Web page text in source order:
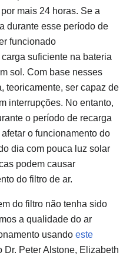
mais 24 horas. Se a
durante esse período de
funcionado
suficiente na bateria
sol. Com base nesses
teoricamente, ser capaz de
interrupções. No entanto,
o período de recarga
o funcionamento do
dia com pouca luz solar
podem causar
do filtro de ar.
do filtro não tenha sido
a qualidade do ar
usando este
Dr. Peter Alstone, Elizabeth